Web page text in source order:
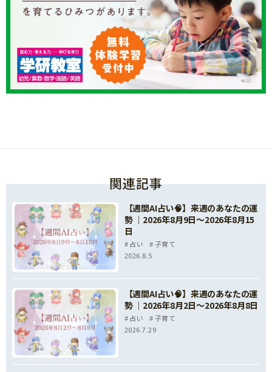
関連記事
【週間AI占い🧠】来週のあなたの運
勢 ｜2026年8月9日〜2026年8月15
日
占い
子育て
2026.8.5
【週間AI占い🧠】来週のあなたの運
勢 ｜2026年8月2日〜2026年8月8日
占い
子育て
2026.7.29